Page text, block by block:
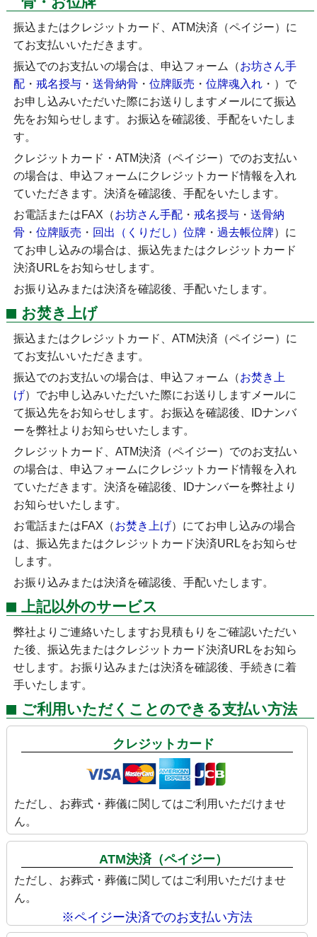
振込またはクレジットカード、ATM決済（ペイジー）に
てお支払いいただきます。
振込でのお支払いの場合は、申込フォーム（お坊さん手
配 ・戒名授与 ・送骨納骨 ・位牌販売 ・位牌魂入れ ・ ）で
お申し込みいただいた際にお送りしますメールにて振込
先をお知らせします。お振込を確認後、手配をいたしま
す。
クレジットカード・ATM決済（ペイジー）でのお支払い
の場合は、申込フォームにクレジットカード情報を入れ
ていただきます。決済を確認後、手配をいたします。
お電話またはFAX（お坊さん手配 ・戒名授与 ・送骨納
骨 ・位牌販売 ・ 回出（くりだし）位牌 ・過去帳位牌）に
てお申し込みの場合は、振込先またはクレジットカード
決済URLをお知らせします。
お振り込みまたは決済を確認後、手配いたします。
お焚き上げ
振込またはクレジットカード、ATM決済（ペイジー）に
てお支払いいただきます。
振込でのお支払いの場合は、申込フォーム（お焚き上
げ）でお申し込みいただいた際にお送りしますメールに
て振込先をお知らせします。お振込を確認後、IDナンバ
ーを弊社よりお知らせいたします。
クレジットカード、ATM決済（ペイジー）でのお支払い
の場合は、申込フォームにクレジットカード情報を入れ
ていただきます。決済を確認後、IDナンバーを弊社より
お知らせいたします。
お電話またはFAX（お焚き上げ）にてお申し込みの場合
は、振込先またはクレジットカード決済URLをお知らせ
します。
お振り込みまたは決済を確認後、手配いたします。
上記以外のサービス
弊社よりご連絡いたしますお見積もりをご確認いただい
た後、振込先またはクレジットカード決済URLをお知ら
せします。お振り込みまたは決済を確認後、手続きに着
手いたします。
ご利用いただくことのできる支払い方法
クレジットカード
ただし、お葬式・葬儀に関してはご利用いただけませ
ん。
ATM決済（ペイジー）
ただし、お葬式・葬儀に関してはご利用いただけませ
ん。
※ペイジー決済でのお支払い方法